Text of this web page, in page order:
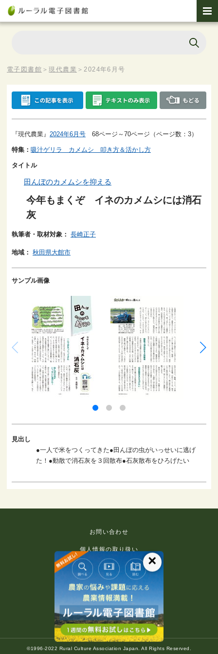
電子図書館 ＞現代農業 ＞2024年6月号
『現代農業』 2024年6月号 68ページ～70ページ（ページ数：3）
特集： 吸汁ゲリラ カメムシ 叩き方＆活かし方
タイトル
田んぼのカメムシを抑える
今年もまくぞ イネのカメムシには消石
灰
執筆者・取材対象： 長崎正子
地域： 秋田県大館市
サンプル画像
見出し
●一人で米をつくってきた●田んぼの虫がいっせいに逃げ
た！●動散で消石灰を３回散布●石灰散布をひろげたい
お問い合わせ
個人情報の取り扱い
免責事項
利用規約
推奨環境
著作権等について
©1996-2022 Rural Culture Association Japan. All Rights Reserved.
×